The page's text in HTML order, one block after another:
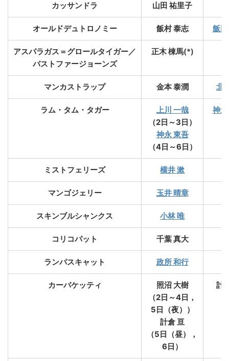
カッサンドラ 山田 祐里子
オールドデュトロノミー 飯村 泰志 飯
アスパラガス＝グロールタイガー／
バストファージョーンズ
正木 棟馬(*)
マンカストラップ 金本 泰潤 北
ラム・タム・タガー
上川 一哉
（2日～3日）
神永 東吾
（4日～6日）
神
ミストフェリーズ 横井 漱
マンゴジェリー 玉井 晴章
スキンブルシャンクス 小林 唯
コリコパット 千葉 真大
ランパスキャット 政所 和行
カーバケッティ
照沼 大樹
（2日～4日，
5日（夜））
計倉 亘
（5日（昼），
6日）
計